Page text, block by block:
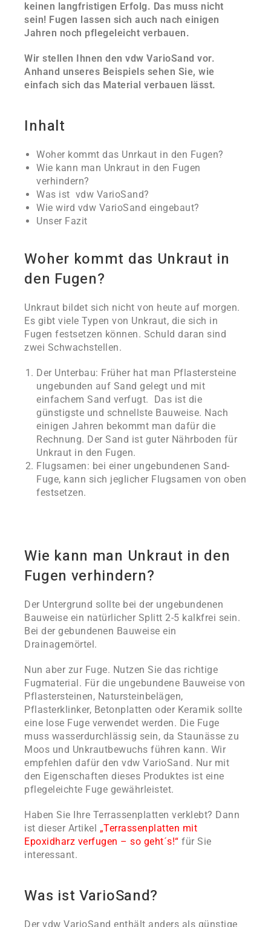
keinen langfristigen Erfolg. Das muss nicht
sein! Fugen lassen sich auch nach einigen
Jahren noch pflegeleicht verbauen.
Wir stellen Ihnen den vdw VarioSand vor.
Anhand unseres Beispiels sehen Sie, wie
einfach sich das Material verbauen lässt.
Inhalt
Woher kommt das Unrkaut in den Fugen?
Wie kann man Unkraut in den Fugen
verhindern?
Was ist vdw VarioSand?
Wie wird vdw VarioSand eingebaut?
Unser Fazit
Woher kommt das Unkraut in
den Fugen?
Unkraut bildet sich nicht von heute auf morgen.
Es gibt viele Typen von Unkraut, die sich in
Fugen festsetzen können. Schuld daran sind
zwei Schwachstellen.
Der Unterbau: Früher hat man Pflastersteine
ungebunden auf Sand gelegt und mit
einfachem Sand verfugt. Das ist die
günstigste und schnellste Bauweise. Nach
einigen Jahren bekommt man dafür die
Rechnung. Der Sand ist guter Nährboden für
Unkraut in den Fugen.
Flugsamen: bei einer ungebundenen Sand-
Fuge, kann sich jeglicher Flugsamen von oben
festsetzen.
Wie kann man Unkraut in den
Fugen verhindern?
Der Untergrund sollte bei der ungebundenen
Bauweise ein natürlicher Splitt 2-5 kalkfrei sein.
Bei der gebundenen Bauweise ein
Drainagemörtel.
Nun aber zur Fuge. Nutzen Sie das richtige
Fugmaterial. Für die ungebundene Bauweise von
Pflastersteinen, Natursteinbelägen,
Pflasterklinker, Betonplatten oder Keramik sollte
eine lose Fuge verwendet werden. Die Fuge
muss wasserdurchlässig sein, da Staunässe zu
Moos und Unkrautbewuchs führen kann. Wir
empfehlen dafür den vdw VarioSand. Nur mit
den Eigenschaften dieses Produktes ist eine
pflegeleichte Fuge gewährleistet.
Haben Sie Ihre Terrassenplatten verklebt? Dann
ist dieser Artikel „Terrassenplatten mit
Epoxidharz verfugen – so geht´s!“ für Sie
interessant.
Was ist VarioSand?
Der vdw VarioSand enthält anders als günstige